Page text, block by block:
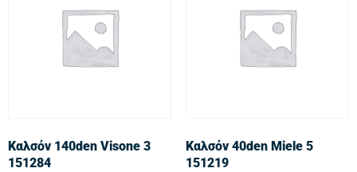
Καλσόν 140den Visone 3
151284
Καλσόν 40den Miele 5
151219